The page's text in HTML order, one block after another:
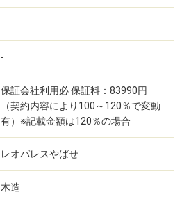
-
保証会社利用必 保証料：83990円
（契約内容により100～120％で変動
有）※記載金額は120％の場合
レオパレスやばせ
木造